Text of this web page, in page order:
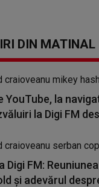
DIN MATINAL
YouTube, la
la Digi FM
Digi FM:
și adevărul